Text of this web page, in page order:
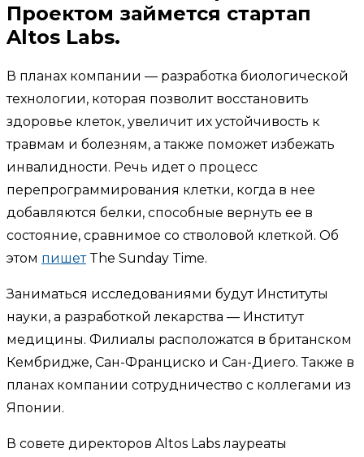
Проектом займется стартап
Altos Labs.
В планах компании — разработка биологической
технологии, которая позволит восстановить
здоровье клеток, увеличит их устойчивость к
травмам и болезням, а также поможет избежать
инвалидности. Речь идет о процесс
перепрограммирования клетки, когда в нее
добавляются белки, способные вернуть ее в
состояние, сравнимое со стволовой клеткой. Об
этом пишетThe Sunday Time.
Заниматься исследованиями будут Институты
науки, а разработкой лекарства — Институт
медицины. Филиалы расположатся в британском
Кембридже, Сан-Франциско и Сан-Диего. Также в
планах компании сотрудничество с коллегами из
Японии.
В совете директоров Altos Labs лауреаты